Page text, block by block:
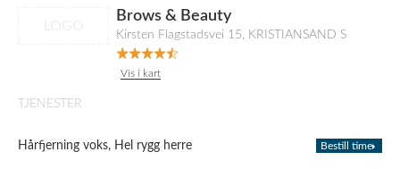
Brows & Beauty
Kirsten Flagstadsvei 15, KRISTIANSAND S
Vis i kart
TJENESTER
Hårfjerning voks, Hel rygg herre Bestill time